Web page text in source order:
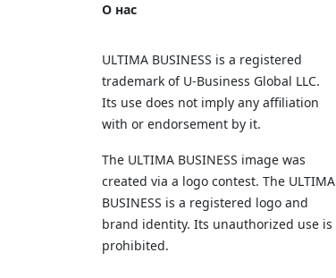
О нас
ULTIMA BUSINESS is a registered
trademark of U‑Business Global LLC.
Its use does not imply any affiliation
with or endorsement by it.
The ULTIMA BUSINESS image was
created via a logo contest. The ULTIMA
BUSINESS is a registered logo and
brand identity. Its unauthorized use is
prohibited.